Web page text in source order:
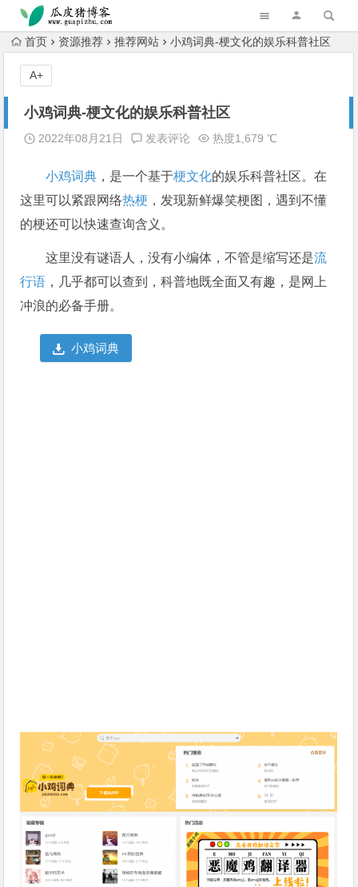
跳转到主内容
首页 资源推荐 推荐网站 小鸡词典-梗文化的娱乐科普社区
小鸡词典-梗文化的娱乐科普社区
2022年08月21日 发表评论 热度1,679 ℃
小鸡词典 ，是一个基于梗文化的娱乐科普社区。在
这里可以紧跟网络热梗 ，发现新鲜爆笑梗图，遇到不懂
的梗还可以快速查询含义。
这里没有谜语人，没有小编体，不管是缩写还是流
行语 ，几乎都可以查到，科普地既全面又有趣，是网上
冲浪的必备手册。
小鸡词典
A+